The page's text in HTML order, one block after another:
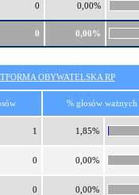
0 0,00%
0 0,00%
OBYWATELSKA RP
% głosów ważnych
1 1,85%
0 0,00%
0 0,00%